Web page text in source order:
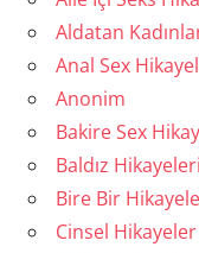
Aldatan
Anal Sex
Anonim
Bakire Sex
Baldız Hikayeleri
Bire Bir
Cinsel Hikayeler